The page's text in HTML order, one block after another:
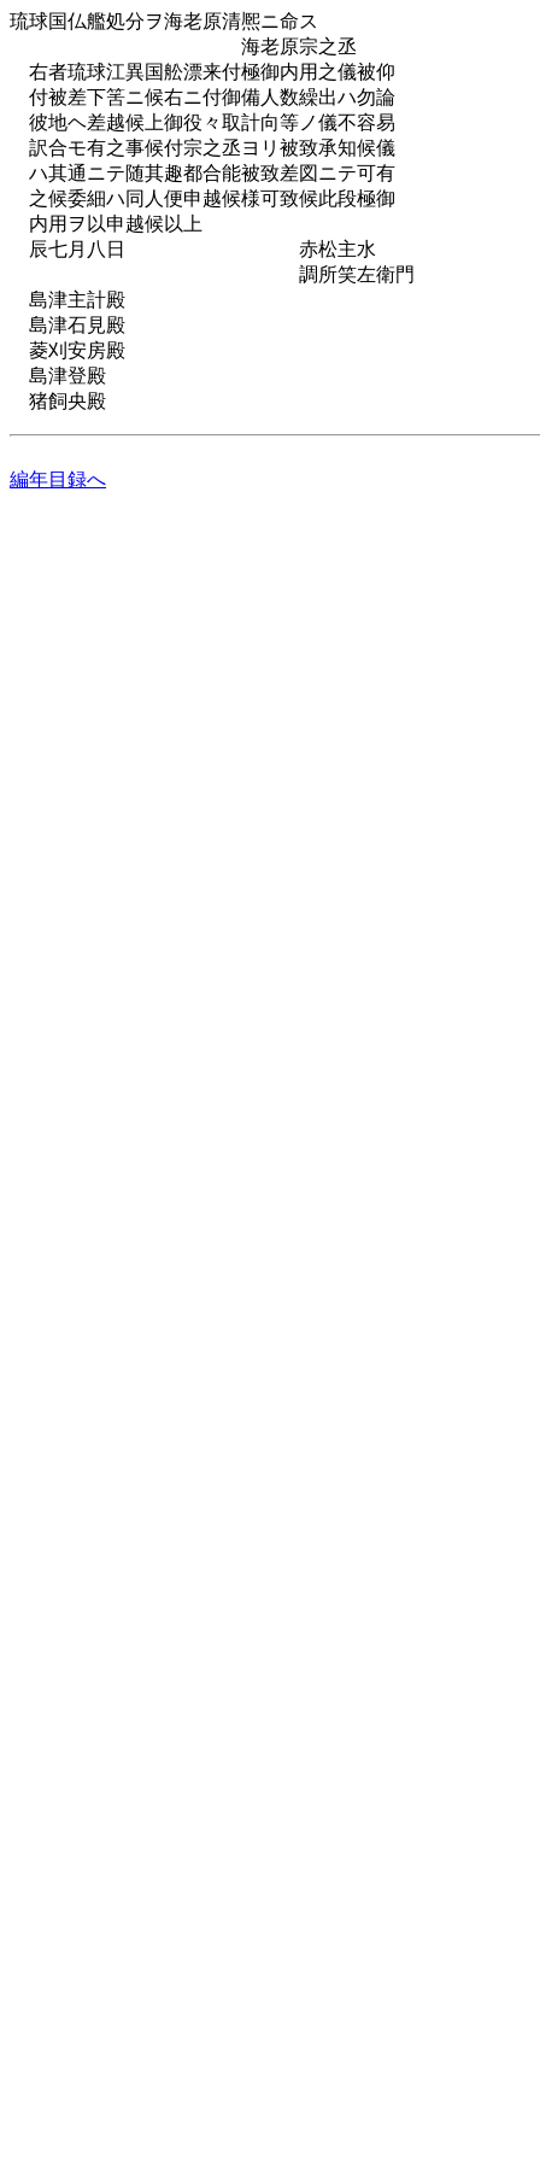
琉球国仏艦処分ヲ海老原清熈ニ命ス
海老原宗之丞
右者琉球江異国舩漂来付極御内用之儀被仰
付被差下筈ニ候右ニ付御備人数繰出ハ勿論
彼地ヘ差越候上御役々取計向等ノ儀不容易
訳合モ有之事候付宗之丞ヨリ被致承知候儀
ハ其通ニテ随其趣都合能被致差図ニテ可有
之候委細ハ同人便申越候様可致候此段極御
内用ヲ以申越候以上
辰七月八日 赤松主水
調所笑左衛門
島津主計殿
島津石見殿
菱刈安房殿
島津登殿
猪飼央殿
編年目録へ